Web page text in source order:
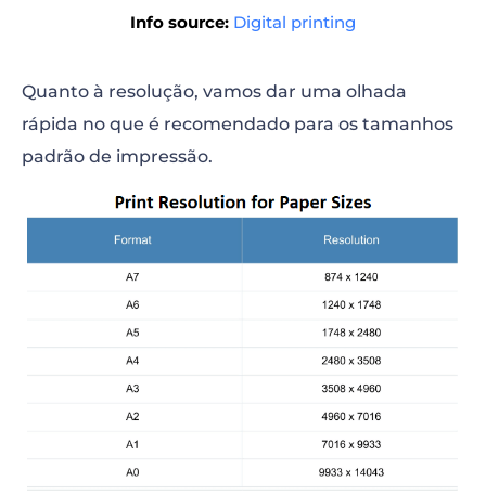
Info source: Digital printing
Quanto à resolução, vamos dar uma olhada
rápida no que é recomendado para os tamanhos
padrão de impressão.